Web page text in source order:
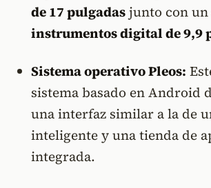
de 17 pulgadasjunto con un
instrumentos digital de 9,9
Sistema operativo Pleos:
sistema basado en Android
una interfaz similar a la de
inteligente y una tienda de
integrada.